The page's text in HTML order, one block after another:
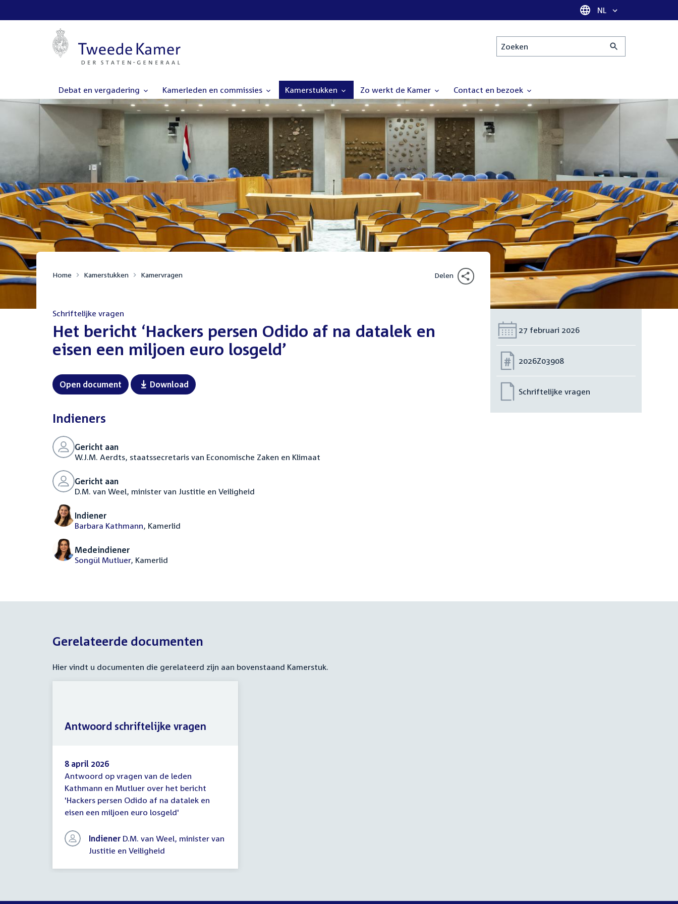
Taal selectie
NL
Zoeken
Debat en vergadering Kamerleden en commissies Kamerstukken Zo werkt de Kamer Contact en bezoek
Home Kamerstukken Kamervragen Delen
Schriftelijke vragen
:Het bericht ‘Hackers persen Odido af na datalek en
eisen een miljoen euro losgeld’
Open document Download
Indieners
Gericht aan
W.J.M. Aerdts, staatssecretaris van Economische Zaken en Klimaat
Gericht aan
D.M. van Weel, minister van Justitie en Veiligheid
Indiener
Barbara Kathmann, Kamerlid
Medeindiener
Songül Mutluer, Kamerlid
Datum:
27 februari 2026
Nummer:
2026Z03908
Schriftelijke vragen
Gerelateerde documenten
Hier vindt u documenten die gerelateerd zijn aan bovenstaand Kamerstuk.
Antwoord
schriftelijke
vragen
8 april 2026
Antwoord op vragen van de leden
Kathmann en Mutluer over het bericht
'Hackers persen Odido af na datalek en
eisen een miljoen euro losgeld'
Indiener D.M. van Weel, minister van
Justitie en Veiligheid
Antwoord schriftelijke vragen